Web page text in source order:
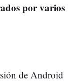
por varios
de Android